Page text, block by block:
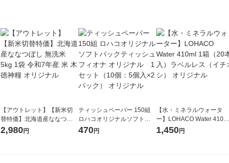
【アウトレット】【新米切
替特価】北海道産ななつぼ
し 無洗米 5kg 1袋 令和7年産
2,980円
ティッシュペーパー 150組
ロハコオリジナルソフトパ
ックティッシュ フィオナ オ
470円
【水・ミネラルウォータ
ー】LOHACO Water 410ml
1箱（20本入）ラベルレス
1,450円